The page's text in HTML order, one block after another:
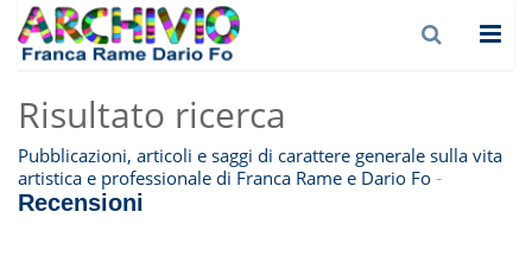
Risultato ricerca
Pubblicazioni, articoli e saggi di carattere generale sulla vita
artistica e professionale di Franca Rame e Dario Fo -
Recensioni